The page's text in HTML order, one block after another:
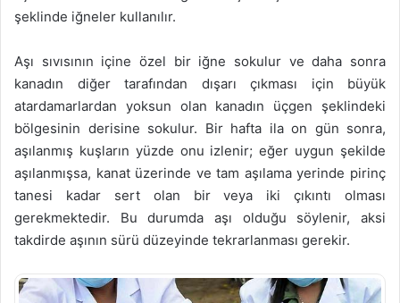
şeklinde iğneler kullanılır.
Aşı sıvısının içine özel bir iğne sokulur ve daha sonra
kanadın diğer tarafından dışarı çıkması için büyük
atardamarlardan yoksun olan kanadın üçgen şeklindeki
bölgesinin derisine sokulur. Bir hafta ila on gün sonra,
aşılanmış kuşların yüzde onu izlenir; eğer uygun şekilde
aşılanmışsa, kanat üzerinde ve tam aşılama yerinde pirinç
tanesi kadar sert olan bir veya iki çıkıntı olması
gerekmektedir. Bu durumda aşı olduğu söylenir, aksi
takdirde aşının sürü düzeyinde tekrarlanması gerekir.